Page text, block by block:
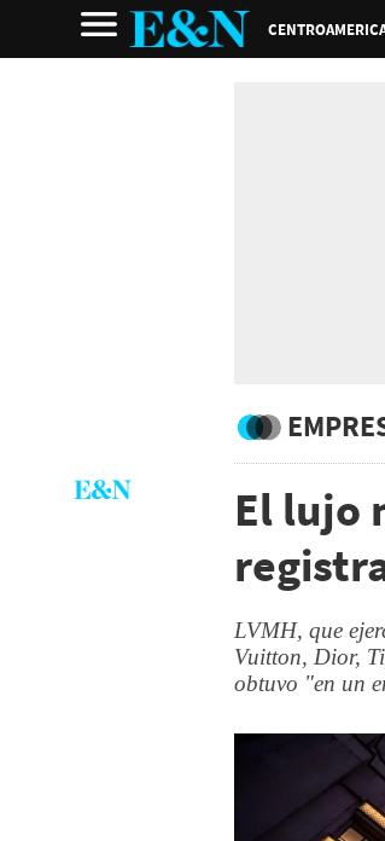
El lujo
LVMH, que
Vuitton, Dior,
obtuvo "en un